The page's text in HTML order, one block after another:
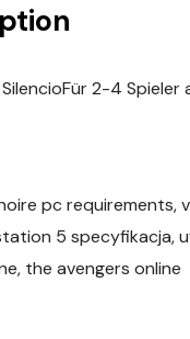
2-4 Spieler
pc
5 specyfikacja,
the avengers online